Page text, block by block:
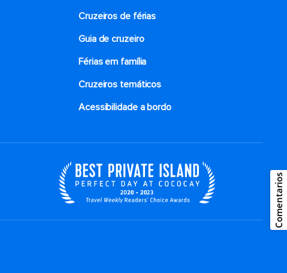
Cruzeiros de férias
Guia de cruzeiro
Férias em família
Cruzeiros temáticos
Acessibilidade a bordo
Comentarios